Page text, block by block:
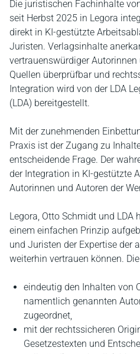
Die juristischen Fachinhalte
seit Herbst 2025 in Legora
direkt in KI-gestützte
Juristen. Verlagsinhalte
vertrauenswürdiger
Quellen überprüfbar und
Integration wird von der LDA
(LDA) bereitgestellt.
Mit der zunehmenden
Praxis ist der Zugang zu
entscheidende Frage. Der
der Integration in KI-gestützte
Autorinnen und Autoren der
Legora, Otto Schmidt und LDA
einem einfachen Prinzip
und Juristen der Expertise der
weiterhin vertrauen können.
eindeutig den Inhalten von
namentlich genannten
zugeordnet,
mit der rechtssicheren
Gesetzestexten und